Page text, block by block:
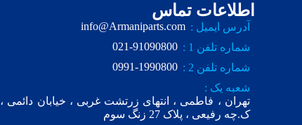
اطلاعات تماس
آدرس ایمیل : info@Armaniparts.com
شماره تلفن 1 :
021-91090800
شماره تلفن 2 :
0991-1990800
شعبه یک :
تهران ، فاطمی ، انتهای زرتشت غربی ، خیابان دائمی ،
ک.چه رفیعی ، پلاک 27 زنگ سوم